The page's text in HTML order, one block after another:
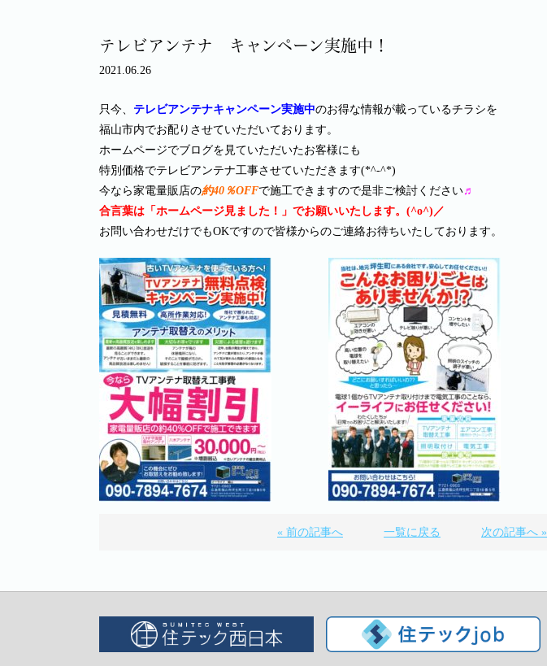
テレビアンテナ キャンペーン実施中！
2021.06.26
只今、 テレビアンテナキャンペーン実施中のお得な情報が載っているチラシを
福山市内でお配りさせていただいております。
ホームページでブログを見ていただいたお客様にも
特別価格でテレビアンテナ工事させていただきます(*^-^*)
今なら家電量販店の約40％OFFで施工できますので是非ご検討ください♬
合言葉は「ホームページ見ました！」でお願いいたします。(^o^)／
お問い合わせだけでもOKですので皆様からのご連絡お待ちいたしております。
« 前の記事へ 一覧に戻る 次の記事へ »